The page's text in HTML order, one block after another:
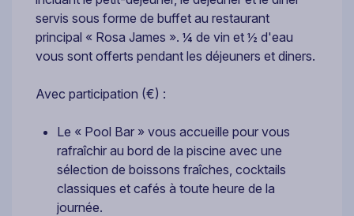
servis sous forme de buffet au restaurant
principal « Rosa James ». ¼ de vin et ½ d'eau
vous sont offerts pendant les déjeuners et diners.
Avec participation (€) :
Le « Pool Bar » vous accueille pour vous
rafraîchir au bord de la piscine avec une
sélection de boissons fraîches, cocktails
classiques et cafés à toute heure de la
journée.